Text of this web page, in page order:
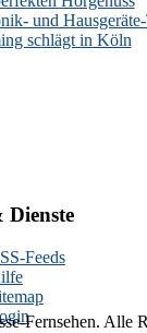
und
schlägt in Köln
Feeds
Fernsehen. Alle